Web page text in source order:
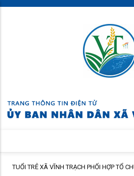
Skip
TUỔI TRẺ XÃ VĨNH TRẠCH PHỐI HỢP TỔ